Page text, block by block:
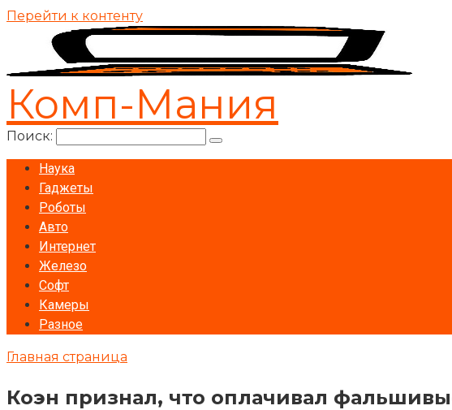
Перейти к контенту
Комп-Мания
Поиск:
Наука
Гаджеты
Роботы
Авто
Интернет
Железо
Софт
Камеры
Разное
Главная страница
Коэн признал, что оплачивал